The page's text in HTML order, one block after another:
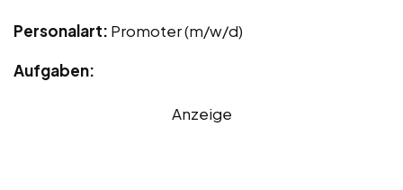
Personalart: Promoter (m/w/d)
Aufgaben:
Anzeige